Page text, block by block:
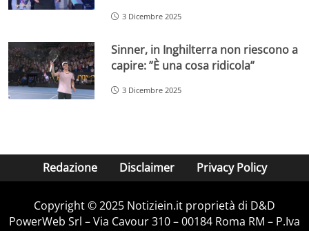
3 Dicembre 2025
Sinner, in Inghilterra non riescono a
capire: ”È una cosa ridicola”
3 Dicembre 2025
Redazione Disclaimer Privacy Policy
Copyright © 2025 Notiziein.it proprietà di D&D
PowerWeb Srl – Via Cavour 310 – 00184 Roma RM – P.Iva